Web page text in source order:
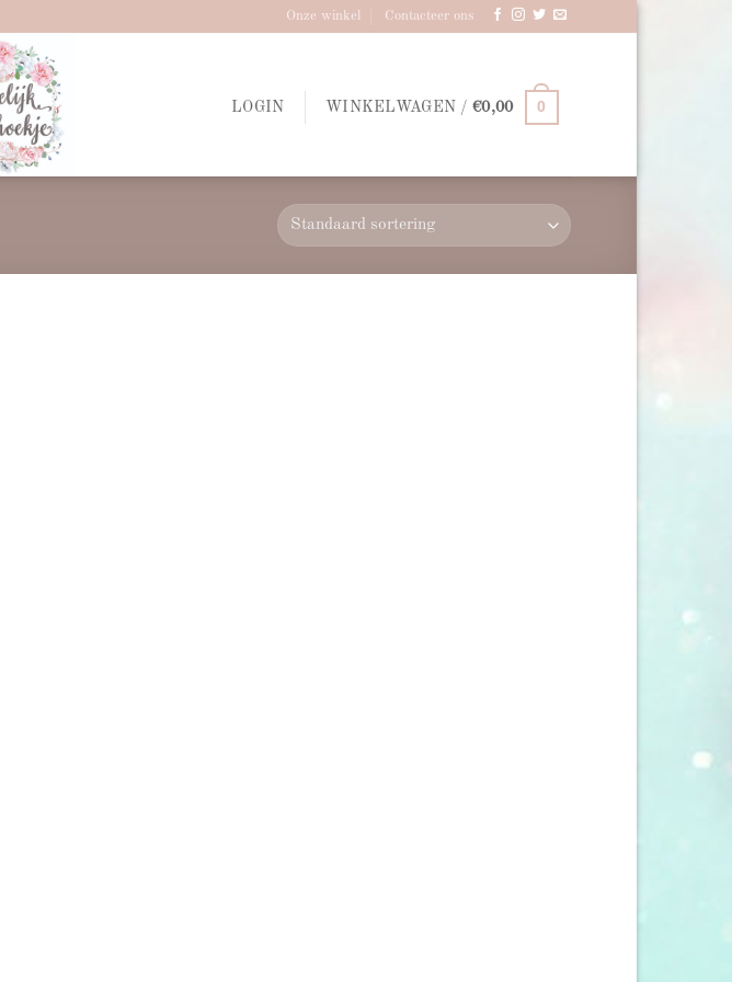
Onze winkel Contacteer ons
LOGIN WINKELWAGEN /€0,00 0